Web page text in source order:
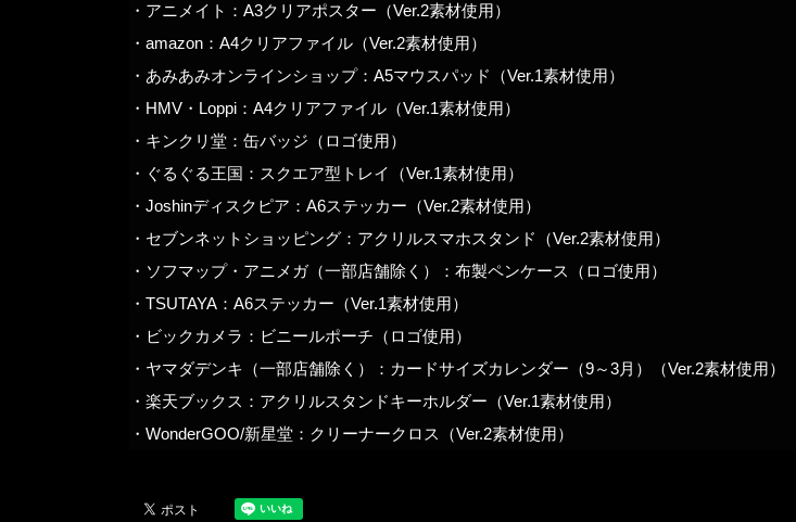
・アニメイト：A3クリアポスター（Ver.2素材使用）
・amazon：A4クリアファイル（Ver.2素材使用）
・あみあみオンラインショップ：A5マウスパッド（Ver.1素材使用）
・HMV・Loppi：A4クリアファイル（Ver.1素材使用）
・キンクリ堂：缶バッジ（ロゴ使用）
・ぐるぐる王国：スクエア型トレイ（Ver.1素材使用）
・Joshinディスクピア：A6ステッカー（Ver.2素材使用）
・セブンネットショッピング：アクリルスマホスタンド（Ver.2素材使用）
・ソフマップ・アニメガ（一部店舗除く）：布製ペンケース（ロゴ使用）
・TSUTAYA：A6ステッカー（Ver.1素材使用）
・ビックカメラ：ビニールポーチ（ロゴ使用）
・ヤマダデンキ（一部店舗除く）：カードサイズカレンダー（9～3月）（Ver.2素材使用）
・楽天ブックス：アクリルスタンドキーホルダー（Ver.1素材使用）
・ WonderGOO/新星堂：クリーナークロス（Ver.2素材使用）